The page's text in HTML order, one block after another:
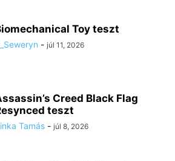
Toy teszt
- júl 11, 2026
Creed Black Flag
teszt
Tamás - júl 8, 2026